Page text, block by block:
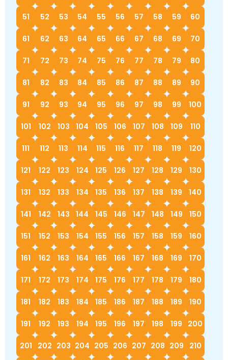
51 52 53 54 55 56 57 58 59 60
61 62 63 64 65 66 67 68 69 70
71 72 73 74 75 76 77 78 79 80
81 82 83 84 85 86 87 88 89 90
91 92 93 94 95 96 97 98 99 100
101 102 103 104 105 106 107 108 109 110
111 112 113 114 115 116 117 118 119 120
121 122 123 124 125 126 127 128 129 130
131 132 133 134 135 136 137 138 139 140
141 142 143 144 145 146 147 148 149 150
151 152 153 154 155 156 157 158 159 160
161 162 163 164 165 166 167 168 169 170
171 172 173 174 175 176 177 178 179 180
181 182 183 184 185 186 187 188 189 190
191 192 193 194 195 196 197 198 199 200
201 202 203 204 205 206 207 208 209 210